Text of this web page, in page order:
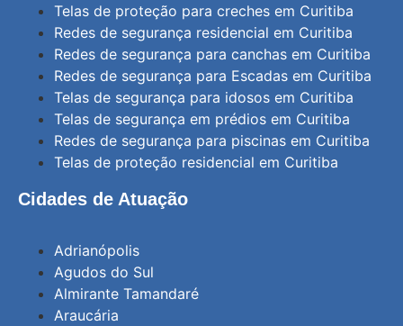
Telas de proteção para creches em Curitiba
Redes de segurança residencial em Curitiba
Redes de segurança para canchas em Curitiba
Redes de segurança para Escadas em Curitiba
Telas de segurança para idosos em Curitiba
Telas de segurança em prédios em Curitiba
Redes de segurança para piscinas em Curitiba
Telas de proteção residencial em Curitiba
Cidades de Atuação
Adrianópolis
Agudos do Sul
Almirante Tamandaré
Araucária